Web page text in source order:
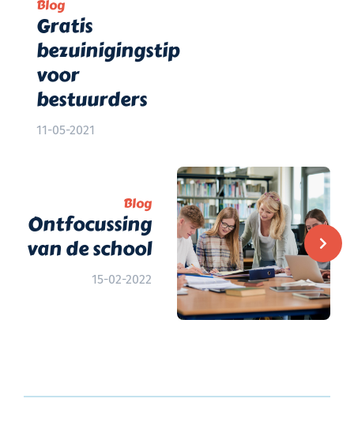
Blog
Gratis
bezuinigingstip
voor
bestuurders
11-05-2021
Blog
Ontfocussing
van de school
15-02-2022